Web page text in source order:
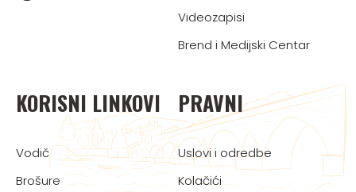
Videozapisi
Brend i Medijski Centar
KORISNI LINKOVI
Vodič
Brošure
PRAVNI
Uslovi i odredbe
Kolačići